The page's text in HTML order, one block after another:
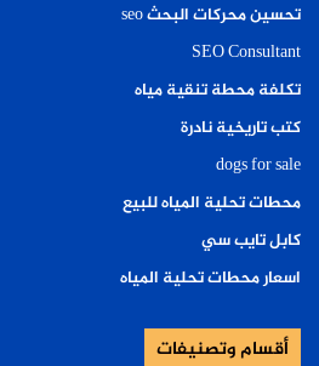
تحسين محركات البحث seo
SEO Consultant
تكلفة محطة تنقية مياه
كتب تاريخية نادرة
dogs for sale
محطات تحلية المياه للبيع
كابل تايب سي
اسعار محطات تحلية المياه
أقسام وتصنيفات